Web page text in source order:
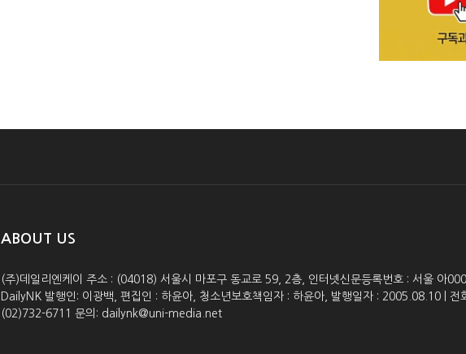
ABOUT US
(주)데일리엔케이 주소 : (04018) 서울시 마포구 동교로 59, 2층, 인터넷신문등록번호 : 서울 아
DailyNK 발행인: 이광백, 편집인 : 하윤아, 청소년보호책임자 : 하윤아, 발행일자 : 2005.08.10 |
(02)732-6711 문의: dailynk@uni-media.net